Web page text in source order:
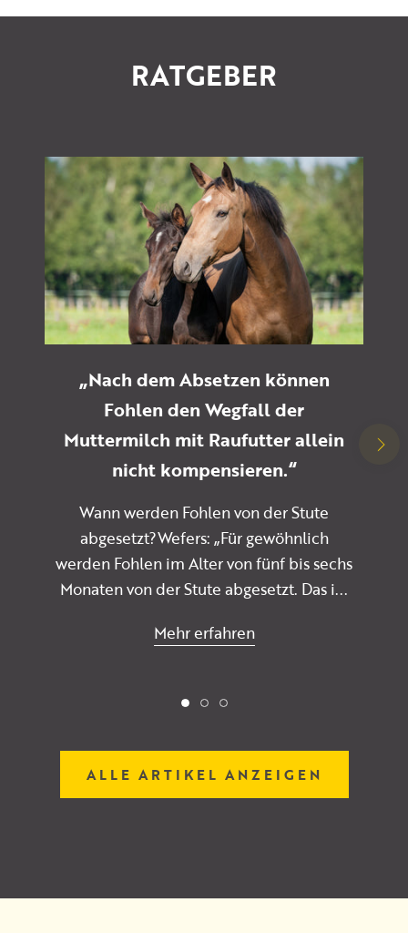
RATGEBER
„Nach dem Absetzen können
Fohlen den Wegfall der
Muttermilch mit Raufutter allein
nicht kompensieren.“
Wann werden Fohlen von der Stute
abgesetzt?Wefers: „Für gewöhnlich
werden Fohlen im Alter von fünf bis sechs
Monaten von der Stute abgesetzt. Das i...
Mehr erfahren
ALLE ARTIKEL ANZEIGEN